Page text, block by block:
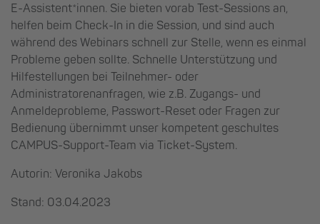
E-Assistent*innen. Sie bieten vorab Test-Sessions an,
helfen beim Check-In in die Session, und sind auch
während des Webinars schnell zur Stelle, wenn es einmal
Probleme geben sollte. Schnelle Unterstützung und
Hilfestellungen bei Teilnehmer- oder
Administratorenanfragen, wie z.B. Zugangs- und
Anmeldeprobleme, Passwort-Reset oder Fragen zur
Bedienung übernimmt unser kompetent geschultes
CAMPUS-Support-Team via Ticket-System.
Autorin: Veronika Jakobs
Stand: 03.04.2023